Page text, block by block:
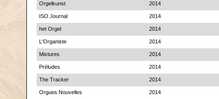
Orgelkunst 2014
ISO Journal 2014
het Orgel 2014
L'Organiste 2014
Mixtures 2014
Préludes 2014
The Tracker 2014
Orgues Nouvelles 2014